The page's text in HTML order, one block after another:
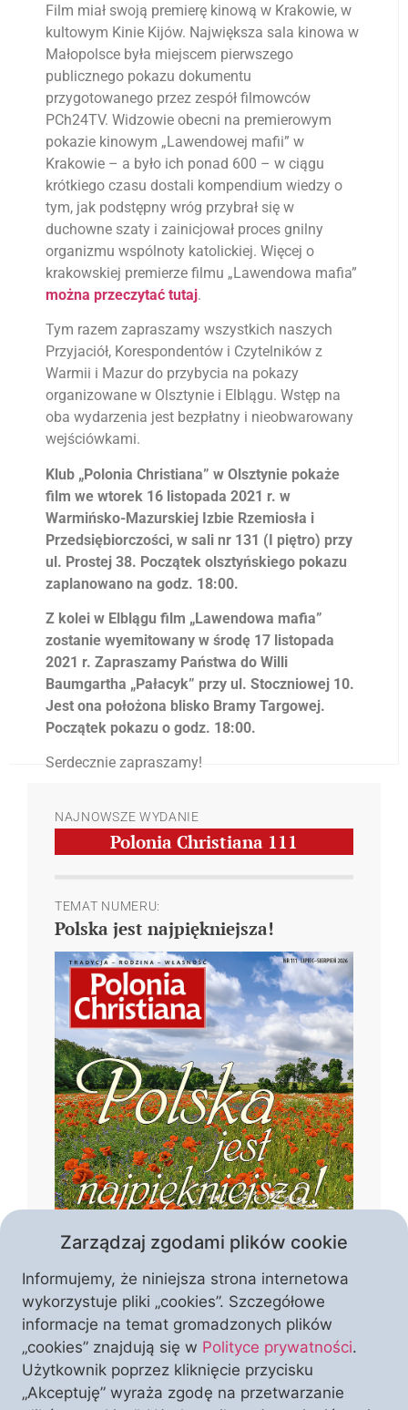
Film miał swoją premierę kinową w Krakowie, w
kultowym Kinie Kijów. Największa sala kinowa w
Małopolsce była miejscem pierwszego
publicznego pokazu dokumentu
przygotowanego przez zespół filmowców
PCh24TV. Widzowie obecni na premierowym
pokazie kinowym „Lawendowej mafii” w
Krakowie – a było ich ponad 600 – w ciągu
krótkiego czasu dostali kompendium wiedzy o
tym, jak podstępny wróg przybrał się w
duchowne szaty i zainicjował proces gnilny
organizmu wspólnoty katolickiej. Więcej o
krakowskiej premierze filmu „Lawendowa mafia”
można przeczytać tutaj.
Tym razem zapraszamy wszystkich naszych
Przyjaciół, Korespondentów i Czytelników z
Warmii i Mazur do przybycia na pokazy
organizowane w Olsztynie i Elblągu. Wstęp na
oba wydarzenia jest bezpłatny i nieobwarowany
wejściówkami.
Klub „Polonia Christiana” w Olsztynie pokaże
film we wtorek 16 listopada 2021 r. w
Warmińsko-Mazurskiej Izbie Rzemiosła i
Przedsiębiorczości, w sali nr 131 (I piętro) przy
ul. Prostej 38. Początek olsztyńskiego pokazu
zaplanowano na godz. 18:00.
Z kolei w Elblągu film „Lawendowa mafia”
zostanie wyemitowany w środę 17 listopada
2021 r. Zapraszamy Państwa do Willi
Baumgartha „Pałacyk” przy ul. Stoczniowej 10.
Jest ona położona blisko Bramy Targowej.
Początek pokazu o godz. 18:00.
Serdecznie zapraszamy!
Facebooku. Prosimy o poinformowanie Państwa
rodzin i znajomych, korzystając z tych wydarzeń:
Wydarzenie w Elblągu
NAJNOWSZE WYDANIE
Polonia Christiana 111
TEMAT NUMERU:
Polska jest najpiękniejsza!
Czym jest piękno Polski? Czy tworzą je
wyłącznie krajobrazy i zabytki, czy może
Zarządzaj zgodami plików cookie
Informujemy, że niniejsza strona internetowa
wykorzystuje pliki „cookies”. Szczegółowe
informacje na temat gromadzonych plików
„cookies” znajdują się w Polityce prywatności.
Użytkownik poprzez kliknięcie przycisku
„Akceptuję” wyraża zgodę na przetwarzanie